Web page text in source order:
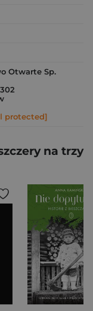
Otwarte Sp.
protected]
na trzy